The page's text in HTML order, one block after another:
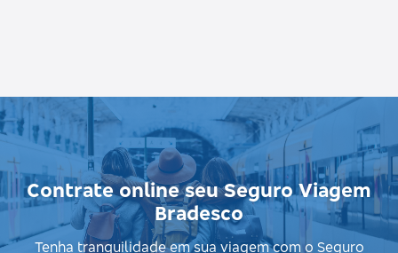
Contrate online seu Seguro Viagem
Bradesco
Tenha tranquilidade em sua viagem com o Seguro